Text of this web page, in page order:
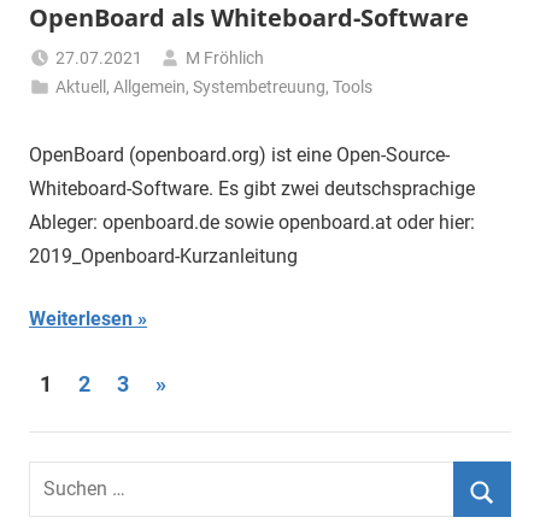
OpenBoard als Whiteboard-Software
27.07.2021
M Fröhlich
Aktuell ,Allgemein,Systembetreuung,Tools
OpenBoard (openboard.org) ist eine Open-Source-
Whiteboard-Software. Es gibt zwei deutschsprachige
Ableger: openboard.de sowie openboard.at oder hier:
2019_Openboard-Kurzanleitung
Weiterlesen
der
Beiträge
1 2 3
Nächste
»
u